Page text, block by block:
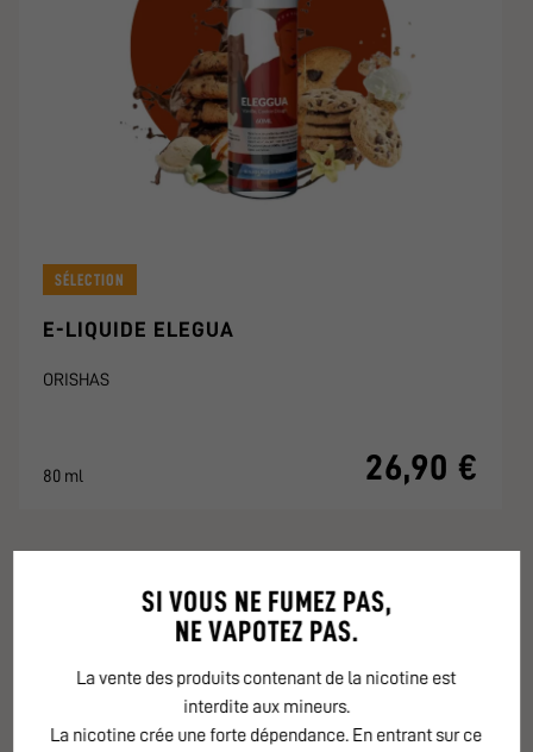
SÉLECTION
E-LIQUIDE ELEGUA
ORISHAS
80 ml 26,90 €
SI VOUS NE FUMEZ PAS,
NE VAPOTEZ PAS.
La vente des produits contenant de la nicotine est
interdite aux mineurs.
La nicotine crée une forte dépendance. En entrant sur ce